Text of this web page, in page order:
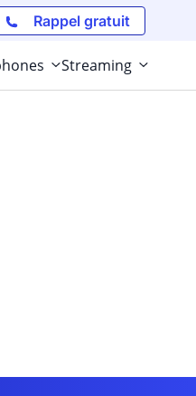
Rappel gratuit
Streaming